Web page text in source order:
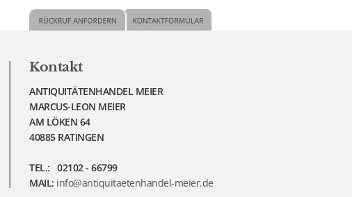
Kontakt
ANTIQUITÄTENHANDEL MEIER
MARCUS-LEON MEIER
AM LÖKEN 64
40885 RATINGEN
TEL.: 02102 - 66799
MAIL: info@antiquitaetenhandel-meier.de